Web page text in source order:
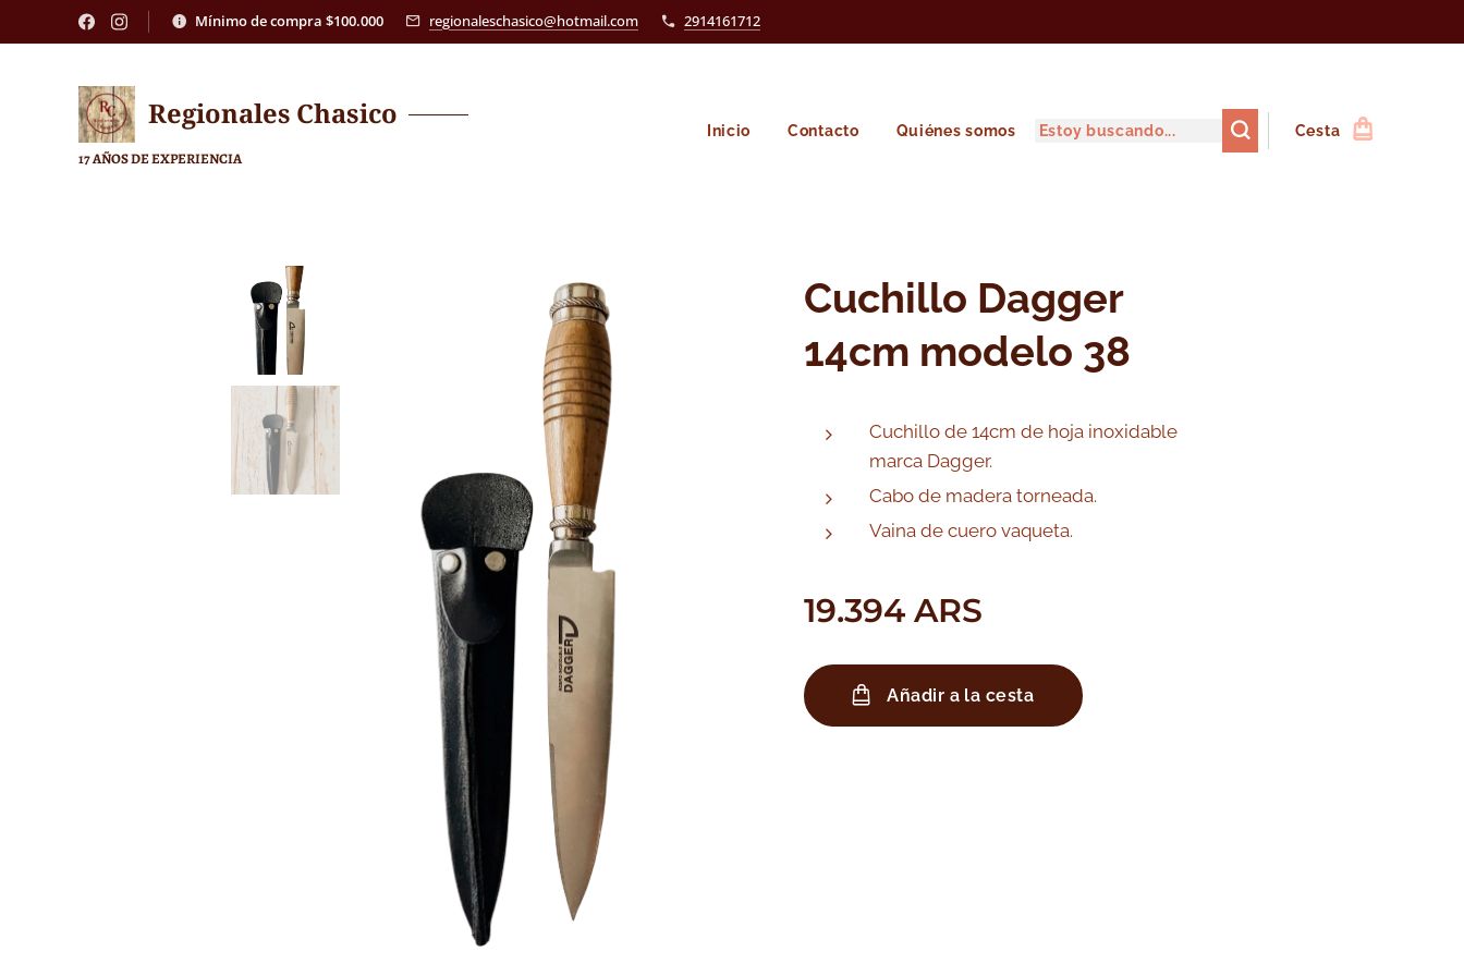
Mínimo de compra $100.000 regionaleschasico@hotmail.com 2914161712
Regionales Chasico
17 AÑOS DE EXPERIENCIA
Inicio Contacto Quiénes somos Cesta
Cuchillo Dagger
14cm modelo 38
Cuchillo de 14cm de hoja inoxidable
marca Dagger.
Cabo de madera torneada.
Vaina de cuero vaqueta.
19.394 ARS
Añadir a la cesta